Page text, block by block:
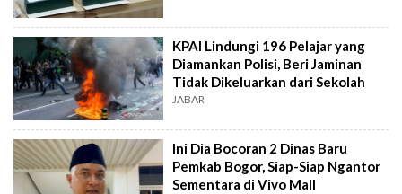
KPAI Lindungi 196 Pelajar yang
Diamankan Polisi, Beri Jaminan
Tidak Dikeluarkan dari Sekolah
JABAR
Ini Dia Bocoran 2 Dinas Baru
Pemkab Bogor, Siap-Siap Ngantor
Sementara di Vivo Mall